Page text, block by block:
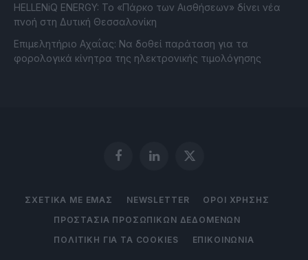
HELLENiQ ENERGY: Το «Πάρκο των Αισθήσεων» δίνει νέα
πνοή στη Δυτική Θεσσαλονίκη
Επιμελητήριο Αχαΐας: Να δοθεί παράταση για τα
φορολογικά κίνητρα της ηλεκτρονικής τιμολόγησης
FacebookLinkedInX
ΣΧΕΤΙΚΑ ΜΕ ΕΜΑΣ NEWSLETTER
ΟΡΟΙ ΧΡΗΣΗΣ
ΠΡΟΣΤΑΣΙΑ ΠΡΟΣΩΠΙΚΩΝ ΔΕΔΟΜΕΝΩΝ
ΠΟΛΙΤΙΚΗ ΓΙΑ ΤΑ COOKIES
ΕΠΙΚΟΙΝΩΝΙΑ